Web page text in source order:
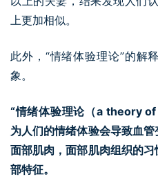
上更加相似。
此外，“情绪体验理论”的解
象。
“情绪体验理论（a theory
为人们的情绪体验会导致血
面部肌肉，面部肌肉组织的
部特征。